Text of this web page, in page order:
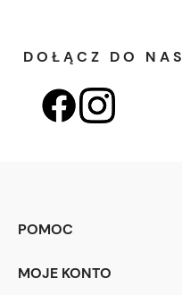
DOŁĄCZ DO NAS
POMOC
MOJE KONTO